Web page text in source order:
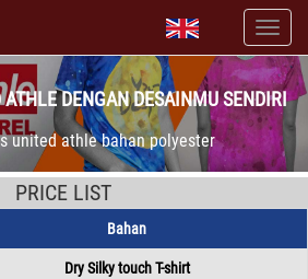
DENGAN DESAINMU SENDIRI
united athle bahan polyester
PRICE LIST
Bahan
Dry Silky touch T-shirt